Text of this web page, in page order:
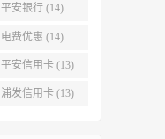
平安银行 (14)
电费优惠 (14)
平安信用卡 (13)
浦发信用卡 (13)